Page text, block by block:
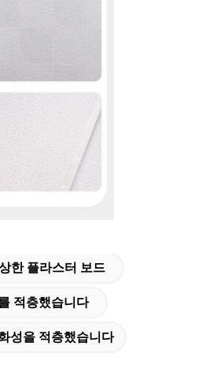
한 플라스터 보드
적층했습니다
성을 적층했습니다